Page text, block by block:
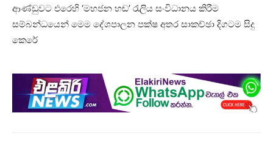
ආණ්ඩුවට එරෙහි ‘මහජන හඬ’ රැලිය සංවිධානය කිරීම
සම්බන්ධයෙන් මෙම දේශපාලන පක්ෂ අතර සාකච්ඡා දිගටම සිදු
කෙරේ